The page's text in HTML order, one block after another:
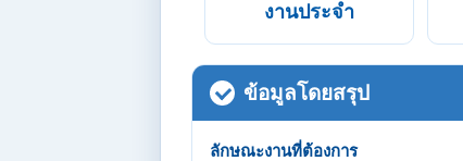
งานประจำ
ข้อมูลโดยสรุป
ลักษณะงานที่ต้องการ